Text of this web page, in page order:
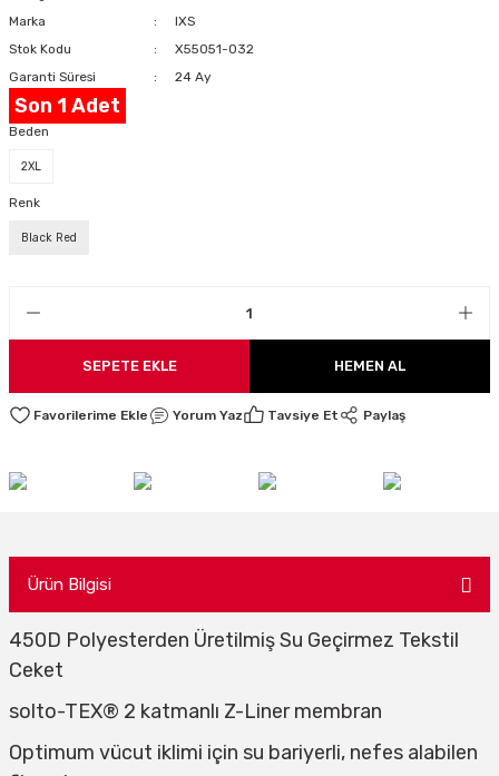
Marka
IXS
Stok Kodu
X55051-032
Garanti Süresi
24 Ay
Son 1 Adet
Beden
2XL
Renk
Black Red
SEPETE EKLE HEMEN AL
Yorum Yaz Tavsiye Et Paylaş
Ürün Bilgisi
450D Polyesterden Üretilmiş Su Geçirmez Tekstil
Ceket
solto-TEX® 2 katmanlı Z-Liner membran
Optimum vücut iklimi için su bariyerli, nefes alabilen